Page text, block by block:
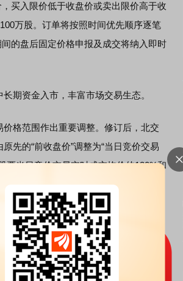
买入限价低于收盘价或卖出限价高于收
万股。订单将按照时间优先顺序逐笔
的盘后固定价格申报及成交将纳入即时
资金入市，丰富市场交易生态。
格范围作出重要调整。修订后，北交
先的“前收盘价”调整为“当日竞价交易
票当日竞价交易实时成交均价的130%和
时成交均价的70%和已成交最低价格
收敛，防范新股上市首日及退市整
险。